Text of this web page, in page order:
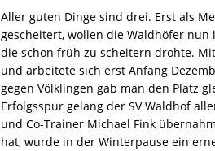
Aller guten Dinge sind drei. Erst als
gescheitert, wollen die Waldhöfer
die schon früh zu scheitern drohte.
und arbeitete sich erst Anfang
gegen Völklingen gab man den Platz
Erfolgsspur gelang der SV Waldhof
und Co-Trainer Michael Fink
hat, wurde in der Winterpause ein